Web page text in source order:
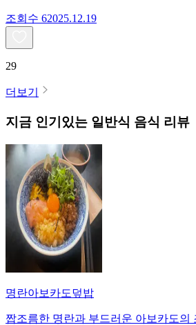
조회수 62025.12.19
29
더보기
지금 인기있는 일반식 음식 리뷰
명란아보카도덮밥
짭조름한 명란과 부드러운 아보카도의